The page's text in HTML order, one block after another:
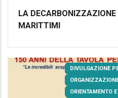
LA
MARITTIMI
DIVULGAZIONE
ORIENTAMENTO